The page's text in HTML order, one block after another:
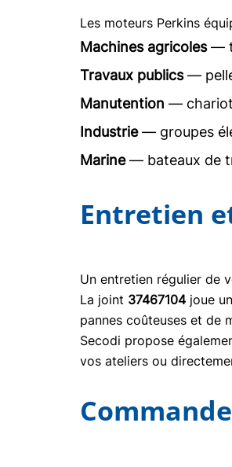
Les moteurs Perkins
Machines agricoles—
Travaux publics—
Manutention —
Industrie— groupes
Marine— bateaux de
Entretien
Un entretien régulier de
La joint 37467104 joue
pannes coûteuses et de
Secodi propose
vos ateliers ou